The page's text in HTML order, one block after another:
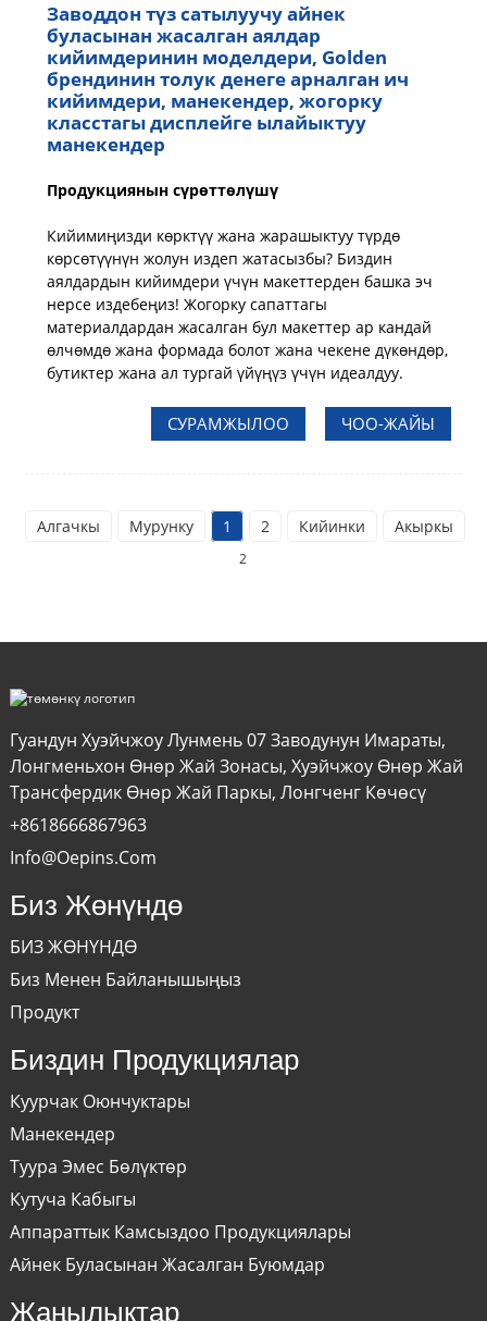
Заводдон түз сатылуучу айнек
буласынан жасалган аялдар
кийимдеринин моделдери, Golden
брендинин толук денеге арналган ич
кийимдери, манекендер, жогорку
класстагы дисплейге ылайыктуу
манекендер
Продукциянын сүрөттөлүшү
Кийимиңизди көрктүү жана жарашыктуу түрдө
көрсөтүүнүн жолун издеп жатасызбы? Биздин
аялдардын кийимдери үчүн макеттерден башка эч
нерсе издебеңиз! Жогорку сапаттагы
материалдардан жасалган бул макеттер ар кандай
өлчөмдө жана формада болот жана чекене дүкөндөр,
бутиктер жана ал тургай үйүңүз үчүн идеалдуу.
СУРАМЖЫЛОО ЧОО-ЖАЙЫ
Алгачкы Мурунку 1 2 Кийинки Акыркы
2
Гуандун Хуэйчжоу Лунмень 07 Заводунун Имараты,
Лонгменьхон Өнөр Жай Зонасы, Хуэйчжоу Өнөр Жай
Трансфердик Өнөр Жай Паркы, Лонгченг Көчөсү
+8618666867963
Info@oepins.com
Биз Жөнүндө
БИЗ ЖӨНҮНДӨ
Биз Менен Байланышыңыз
Продукт
Биздин Продукциялар
Куурчак Оюнчуктары
Манекендер
Туура Эмес Бөлүктөр
Кутуча Кабыгы
Аппараттык Камсыздоо Продукциялары
Айнек Буласынан Жасалган Буюмдар
Жаңылыктар